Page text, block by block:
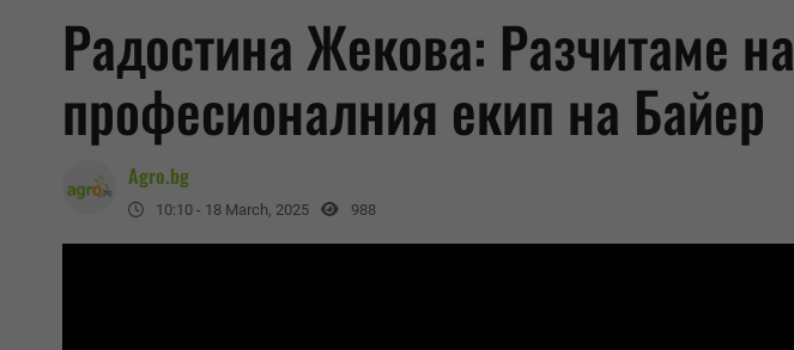
Радостина Жекова: Разчитаме на
професионалния екип на Байер
Agro.bg
10:10 - 18 March, 2025 988